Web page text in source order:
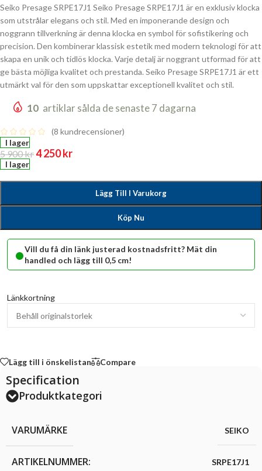
Seiko Presage SRPE17J1 Seiko Presage SRPE17J1 är en exklusiv klocka
som utstrålar elegans och stil. Med en imponerande design och
noggrann tillverkning är denna klocka en symbol för sofistikering och
precision. Den kombinerar klassisk estetik med modern teknologi för att
skapa en unik och tidlös klocka. Varje detalj är noggrant utformad för att
ge bästa möjliga kvalitet och prestanda. Seiko Presage SRPE17J1 är ett
utmärkt val för den som uppskattar exceptionell kvalitet och stil.
10 artiklar sålda de senaste 7 dagarna
(8 kundrecensioner)
I lager
5 900kr4 250kr
I lager
Lägg Till I Varukorg
Köp Nu
•Vill du få din länk justerad kostnadsfritt? Mät din
handled och lägg till 0,5 cm!
Länkkortning
Lägg till i önskelistan Compare
Specification
Produktkategori
VARUMÄRKE SEIKO
ARTIKELNUMMER: SRPE17J1